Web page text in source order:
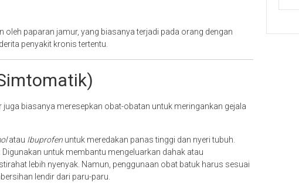
oleh paparan jamur, yang biasanya terjadi pada orang dengan
penyakit kronis tertentu.
biasanya meresepkan obat-obatan untuk meringankan gejala
atau Ibuprofen untuk meredakan panas tinggi dan nyeri tubuh.
Digunakan untuk membantu mengeluarkan dahak atau
lebih nyenyak. Namun, penggunaan obat batuk harus sesuai
lendir dari paru-paru.